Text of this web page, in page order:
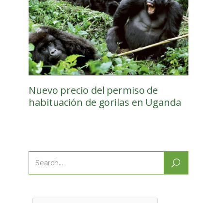
Nuevo precio del permiso de
habituación de gorilas en Uganda
Search